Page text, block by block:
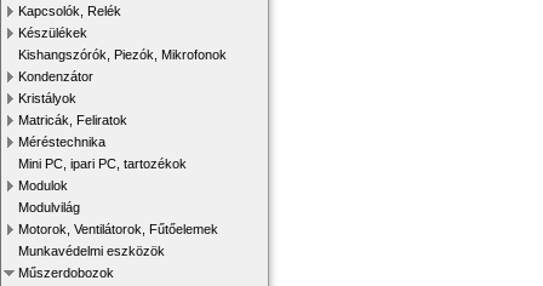
Kapcsolók, Relék
Készülékek
Kishangszórók, Piezók, Mikrofonok
Kondenzátor
Kristályok
Matricák, Feliratok
Méréstechnika
Mini PC, ipari PC, tartozékok
Modulok
Modulvilág
Motorok, Ventilátorok, Fűtőelemek
Munkavédelmi eszközök
Műszerdobozok